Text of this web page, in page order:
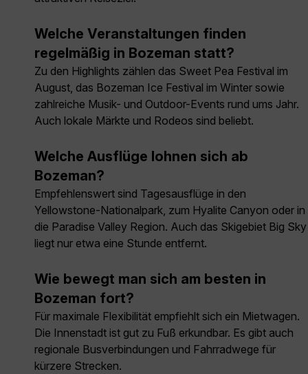
Welche Veranstaltungen finden
regelmäßig in Bozeman statt?
Zu den Highlights zählen das Sweet Pea Festival im
August, das Bozeman Ice Festival im Winter sowie
zahlreiche Musik- und Outdoor-Events rund ums Jahr.
Auch lokale Märkte und Rodeos sind beliebt.
Welche Ausflüge lohnen sich ab
Bozeman?
Empfehlenswert sind Tagesausflüge in den
Yellowstone-Nationalpark, zum Hyalite Canyon oder in
die Paradise Valley Region. Auch das Skigebiet Big Sky
liegt nur etwa eine Stunde entfernt.
Wie bewegt man sich am besten in
Bozeman fort?
Für maximale Flexibilität empfiehlt sich ein Mietwagen.
Die Innenstadt ist gut zu Fuß erkundbar. Es gibt auch
regionale Busverbindungen und Fahrradwege für
kürzere Strecken.